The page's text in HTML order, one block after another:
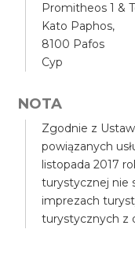
Promitheos 1 &
Kato Paphos,
8100 Pafos
Cyp
NOTA
Zgodnie z
powiązanych
listopada 2017
turystycznej nie
imprezach
turystycznych z